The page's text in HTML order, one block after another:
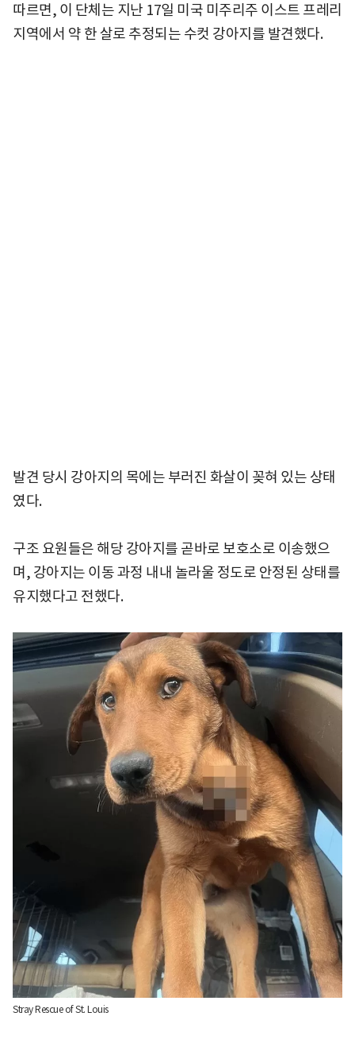
따르면, 이 단체는 지난 17일 미국 미주리주 이스트 프레리
지역에서 약 한 살로 추정되는 수컷 강아지를 발견했다.
발견 당시 강아지의 목에는 부러진 화살이 꽂혀 있는 상태
였다.
구조 요원들은 해당 강아지를 곧바로 보호소로 이송했으
며, 강아지는 이동 과정 내내 놀라울 정도로 안정된 상태를
유지했다고 전했다.
Stray Rescue of St. Louis